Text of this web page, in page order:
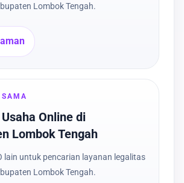
Lombok Tengah.
SAMA
Online di
Lombok Tengah
lain untuk pencarian layanan legalitas
Lombok Tengah.